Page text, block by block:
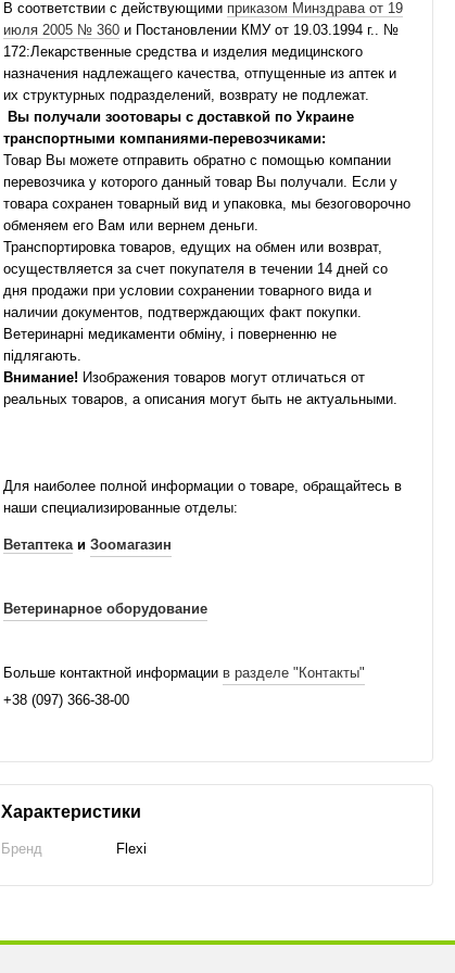
В соответствии с действующими приказом Минздрава от 19
июля 2005 № 360и Постановлении КМУ от 19.03.1994 г.. №
172:Лекарственные средства и изделия медицинского
назначения надлежащего качества, отпущенные из аптек и
их структурных подразделений, возврату не подлежат.
Вы получали зоотовары с доставкой по Украине
транспортными компаниями-перевозчиками:
Товар Вы можете отправить обратно с помощью компании
перевозчика у которого данный товар Вы получали. Если у
товара сохранен товарный вид и упаковка, мы безоговорочно
обменяем его Вам или вернем деньги.
Транспортировка товаров, едущих на обмен или возврат,
осуществляется за счет покупателя в течении 14 дней со
дня продажи при условии сохранении товарного вида и
наличии документов, подтверждающих факт покупки.
Ветеринарні медикаменти обміну, і поверненню не
підлягають.
Внимание! Изображения товаров могут отличаться от
реальных товаров, а описания могут быть не актуальными.
Для наиболее полной информации о товаре, обращайтесь в
наши специализированные отделы:
Ветаптекаи Зоомагазин
Ветеринарное оборудование
Больше контактной информации в разделе "Контакты"
+38 (097) 366-38-00
Характеристики
Бренд Flexi